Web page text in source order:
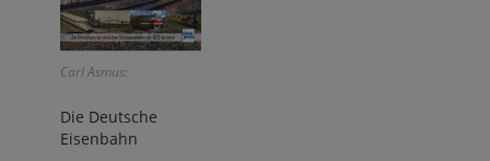
Carl Asmus:
Die Deutsche
Eisenbahn